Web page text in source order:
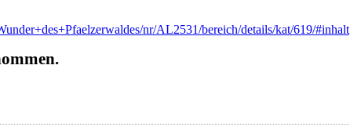
nr/AL2531/bereich/details/kat/619/#inhalt